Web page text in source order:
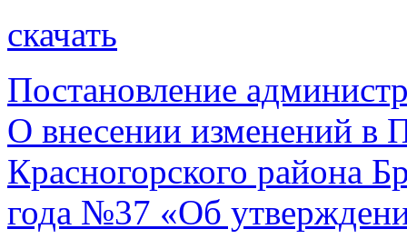
скачать
Постановление
О внесении изменений в
Красногорского района
года №37 «Об